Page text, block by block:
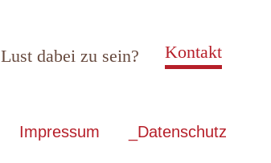
Lust dabei zu sein? Kontakt
Impressum _Datenschutz